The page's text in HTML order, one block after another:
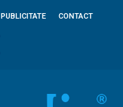
PUBLICITATE CONTACT